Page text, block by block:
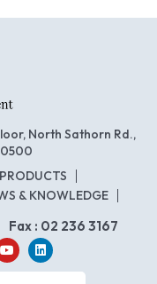
North Sathorn Rd.,
PRODUCTS
& KNOWLEDGE
Fax : 02 236 3167